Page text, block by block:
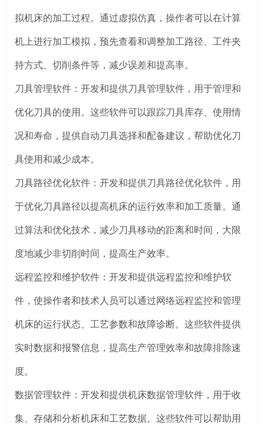
拟机床的加工过程。通过虚拟仿真，操作者可以在计算
机上进行加工模拟，预先查看和调整加工路径、工件夹
持方式、切削条件等，减少误差和提高率。
刀具管理软件：开发和提供刀具管理软件，用于管理和
优化刀具的使用。这些软件可以跟踪刀具库存、使用情
况和寿命，提供自动刀具选择和配备建议，帮助优化刀
具使用和减少成本。
刀具路径优化软件：开发和提供刀具路径优化软件，用
于优化刀具路径以提高机床的运行效率和加工质量。通
过算法和优化技术，减少刀具移动的距离和时间，大限
度地减少非切削时间，提高生产效率。
远程监控和维护软件：开发和提供远程监控和维护软
件，使操作者和技术人员可以通过网络远程监控和管理
机床的运行状态、工艺参数和故障诊断。这些软件提供
实时数据和报警信息，提高生产管理效率和故障排除速
度。
数据管理软件：开发和提供机床数据管理软件，用于收
集、存储和分析机床和工艺数据。这些软件可以帮助用